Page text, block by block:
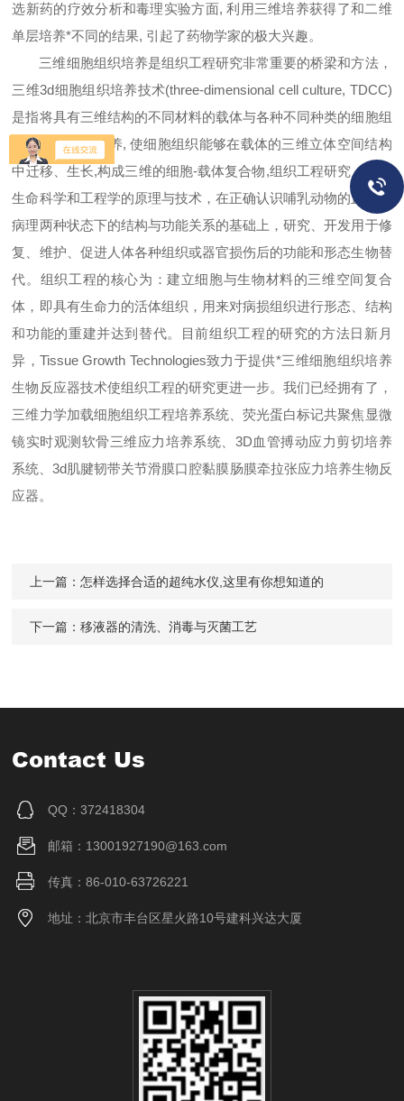
选新药的疗效分析和毒理实验方面, 利用三维培养获得了和二维
单层培养*不同的结果, 引起了药物学家的极大兴趣。
三维细胞组织培养是组织工程研究非常重要的桥梁和方法，
三维3d细胞组织培养技术(three-dimensional cell culture, TDCC)
是指将具有三维结构的不同材料的载体与各种不同种类的细胞组
织在体外共同培养, 使细胞组织能够在载体的三维立体空间结构
中迁移、生长,构成三维的细胞-载体复合物,组织工程研究：应用
生命科学和工程学的原理与技术，在正确认识哺乳动物的正常及
病理两种状态下的结构与功能关系的基础上，研究、开发用于修
复、维护、促进人体各种组织或器官损伤后的功能和形态生物替
代。组织工程的核心为：建立细胞与生物材料的三维空间复合
体，即具有生命力的活体组织，用来对病损组织进行形态、结构
和功能的重建并达到替代。目前组织工程的研究的方法日新月
异，Tissue Growth Technologies致力于提供*三维细胞组织培养
生物反应器技术使组织工程的研究更进一步。我们已经拥有了，
三维力学加载细胞组织工程培养系统、荧光蛋白标记共聚焦显微
镜实时观测软骨三维应力培养系统、3D血管搏动应力剪切培养
系统、3d肌腱韧带关节滑膜口腔黏膜肠膜牵拉张应力培养生物反
应器。
上一篇：怎样选择合适的超纯水仪,这里有你想知道的
下一篇：移液器的清洗、消毒与灭菌工艺
Contact Us
QQ：372418304
邮箱：13001927190@163.com
传真：86-010-63726221
地址：北京市丰台区星火路10号建科兴达大厦